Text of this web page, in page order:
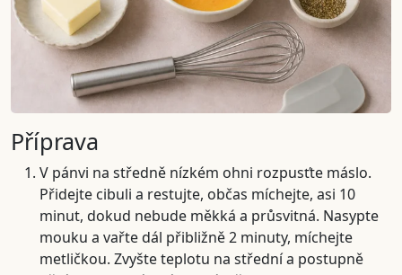
Příprava
V pánvi na středně nízkém ohni rozpusťte máslo.
Přidejte cibuli a restujte, občas míchejte, asi 10
minut, dokud nebude měkká a průsvitná. Nasypte
mouku a vařte dál přibližně 2 minuty, míchejte
metličkou. Zvyšte teplotu na střední a postupně